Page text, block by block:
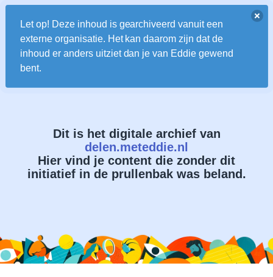
Dit is het digitale archief van
delen.meteddie.nl
Hier vind je content die zonder dit
initiatief in de prullenbak was beland.
Let op! Deze inhoud is gearchiveerd vanuit een
externe organisatie. Het kan daarom zijn dat de
inhoud er anders uitziet dan je van Eddie gewend
bent.